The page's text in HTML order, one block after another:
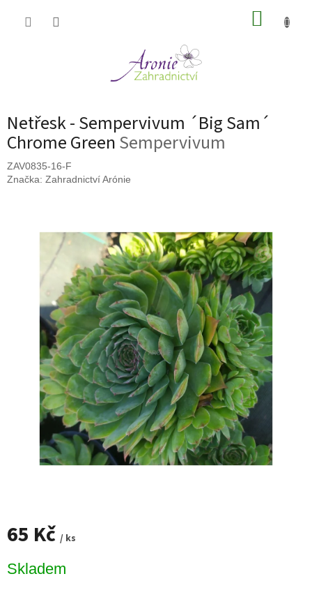
Netřesk - Sempervivum ´Big Sam´
Chrome GreenSempervivum
ZAV0835-16-F
Značka: Zahradnictví Arónie
65 Kč / ks
cena:
Skladem